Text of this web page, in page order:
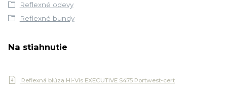
Reflexné odevy
Reflexné bundy
Na stiahnutie
Reflexná blúza Hi-Vis EXECUTIVE S475 Portwest-cert